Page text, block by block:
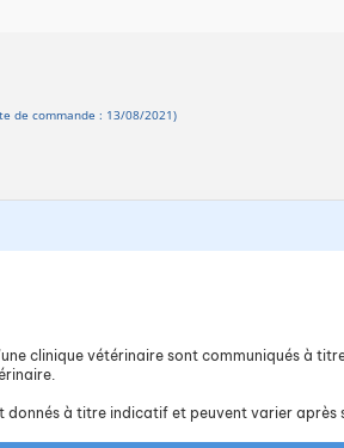
de commande : 13/08/2021)
clinique vétérinaire sont communiqués à
donnés à titre indicatif et peuvent varier après